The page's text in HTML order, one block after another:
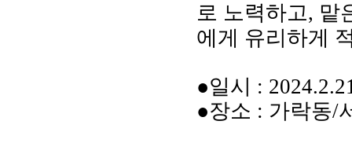
로 노력하고, 맡
에게 유리하게
●일시 :
●장소 : 가락동/